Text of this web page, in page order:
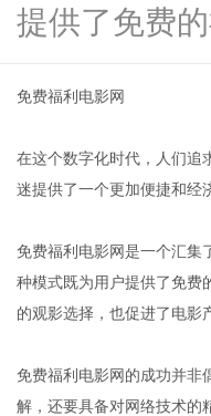
提供了免费
免费福利电影网
在这个数字化时代，人们追
迷提供了一个更加便捷和经
免费福利电影网是一个汇集
种模式既为用户提供了免费
的观影选择，也促进了电影
免费福利电影网的成功并非
解，还要具备对网络技术的